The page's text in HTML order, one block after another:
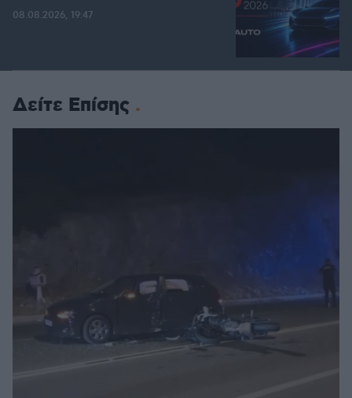
08.08.2026, 19:47
Δείτε Επίσης